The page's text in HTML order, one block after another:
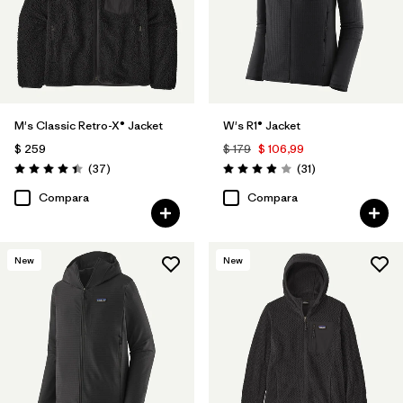
M's Classic Retro-X® Jacket
$ 259
Valoración: 4.4 / 5
(37Comentarios
)
Compara
W's R1® Jacket
$ 179 $ 106,99
Valoración: 3.9 / 5
(31Comentarios
)
Compara
New New